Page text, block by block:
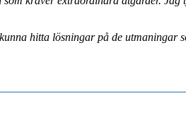
hitta lösningar på de